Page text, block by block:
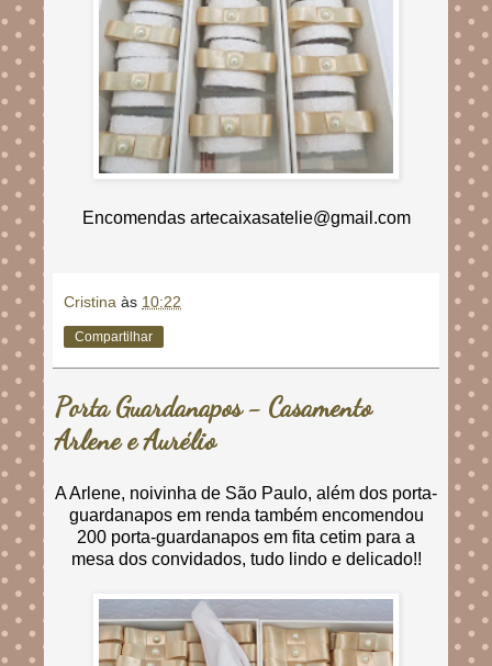
Encomendas artecaixasatelie@gmail.com
Cristina às 10:22
Compartilhar
Porta Guardanapos - Casamento
Arlene e Aurélio
A Arlene, noivinha de São Paulo, além dos porta-
guardanapos em renda também encomendou
200 porta-guardanapos em fita cetim para a
mesa dos convidados, tudo lindo e delicado!!